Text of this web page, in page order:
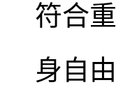
符合
身自